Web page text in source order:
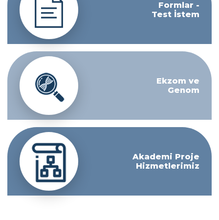
Formlar -
Test İstem
Ekzom ve
Genom
Akademi Proje
Hizmetlerimiz